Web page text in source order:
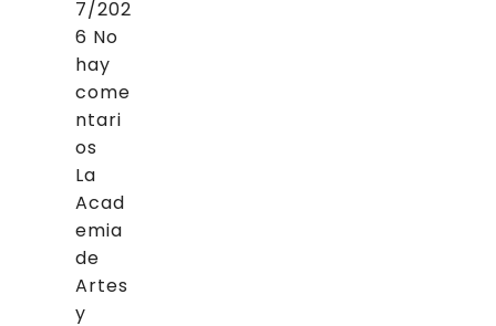
7/202
6 No
hay
come
ntari
os
La
Acad
emia
de
Artes
y